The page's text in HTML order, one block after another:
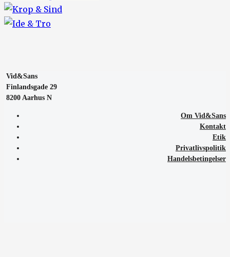
Vid&Sans
Finlandsgade 29
8200 Aarhus N
Om Vid&Sans
Kontakt
Etik
Privatlivspolitik
Handelsbetingelser